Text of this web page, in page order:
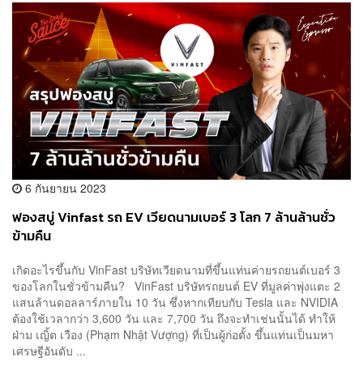
6 กันยายน 2023
ฟองสบู่ Vinfast รถ EV เวียดนามเบอร์ 3 โลก 7 ล้านล้านชั่ว
ข้ามคืน
เกิดอะไรขึ้นกับ VinFast บริษัทเวียดนามที่ขึ้นแท่นค่ายรถยนต์เบอร์ 3
ของโลกในชั่วข้ามคืน? VinFast บริษัทรถยนต์ EV ที่มูลค่าพุ่งแตะ 2
แสนล้านดอลลาร์ภายใน 10 วัน ซึ่งหากเทียบกับ Tesla และ NVIDIA
ต้องใช้เวลากว่า 3,600 วัน และ 7,700 วัน ถึงจะทำเช่นนั้นได้ ทำให้
ฝ่าม เญิ้ต เวือง (Phạm Nhật Vượng) ที่เป็นผู้ก่อตั้ง ขึ้นแท่นเป็นมหา
เศรษฐีอันดับ ...